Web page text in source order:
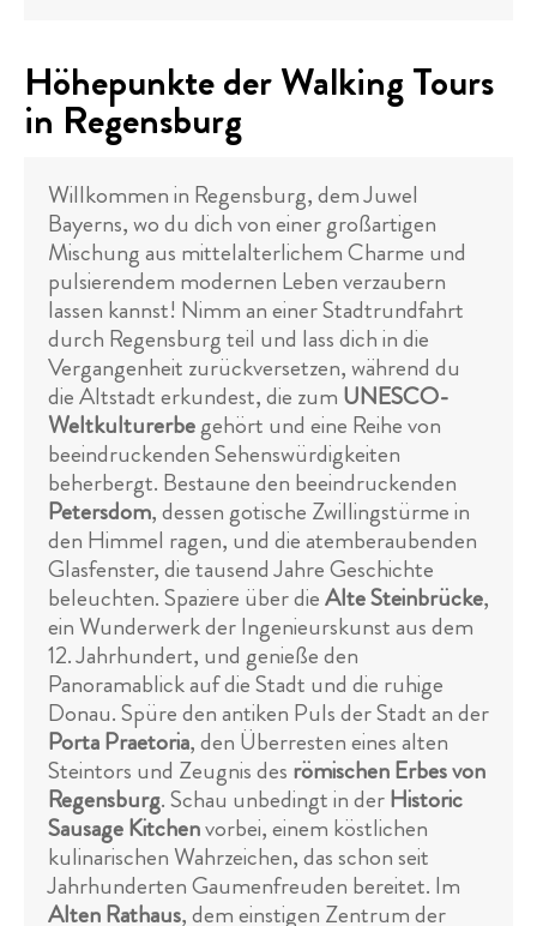
Höhepunkte der Walking Tours
in Regensburg
Willkommen in Regensburg, dem Juwel
Bayerns, wo du dich von einer großartigen
Mischung aus mittelalterlichem Charme und
pulsierendem modernen Leben verzaubern
lassen kannst! Nimm an einer Stadtrundfahrt
durch Regensburg teil und lass dich in die
Vergangenheit zurückversetzen, während du
die Altstadt erkundest, die zum UNESCO-
Weltkulturerbegehört und eine Reihe von
beeindruckenden Sehenswürdigkeiten
beherbergt. Bestaune den beeindruckenden
Petersdom, dessen gotische Zwillingstürme in
den Himmel ragen, und die atemberaubenden
Glasfenster, die tausend Jahre Geschichte
beleuchten. Spaziere über dieAlte Steinbrücke,
ein Wunderwerk der Ingenieurskunst aus dem
12. Jahrhundert, und genieße den
Panoramablick auf die Stadt und die ruhige
Donau. Spüre den antiken Puls der Stadt an der
Porta Praetoria, den Überresten eines alten
Steintors und Zeugnis des römischen Erbes von
Regensburg. Schau unbedingt in derHistoric
Sausage Kitchenvorbei, einem köstlichen
kulinarischen Wahrzeichen, das schon seit
Jahrhunderten Gaumenfreuden bereitet. Im
Alten Rathaus, dem einstigen Zentrum der